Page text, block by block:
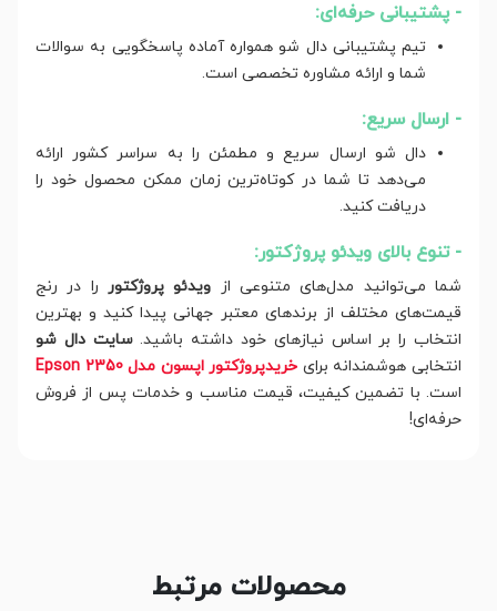
- پشتیبانی حرفه‌ای:
تیم پشتیبانی دال شو همواره آماده پاسخگویی به سوالات
شما و ارائه مشاوره تخصصی است.
- ارسال سریع:
دال شو ارسال سریع و مطمئن را به سراسر کشور ارائه
می‌دهد تا شما در کوتاه‌ترین زمان ممکن محصول خود را
دریافت کنید.
- تنوع بالای ویدئو پروژکتور:
شما می‌توانید مدل‌های متنوعی از ویدئو پروژکتور را در رنج
قیمت‌های مختلف از برندهای معتبر جهانی پیدا کنید و بهترین
انتخاب را بر اساس نیازهای خود داشته باشید.سایت دال شو
انتخابی هوشمندانه برای خریدپروژکتور اپسون مدل Epson 2350
است. با تضمین کیفیت، قیمت مناسب و خدمات پس از فروش
حرفه‌ای!
محصولات مرتبط